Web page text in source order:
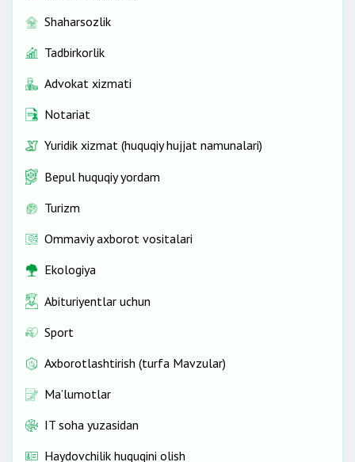
Shaharsozlik
Tadbirkorlik
Advokat xizmati
Notariat
Yuridik xizmat (huquqiy hujjat namunalari)
Bepul huquqiy yordam
Turizm
Ommaviy axborot vositalari
Ekologiya
Abituriyentlar uchun
Sport
Axborotlashtirish (turfa Mavzular)
Ma’lumotlar
IT soha yuzasidan
Haydovchilik huquqini olish